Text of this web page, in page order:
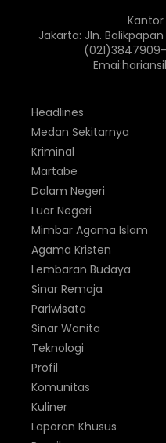
Kantor
Jakarta: Jln.
Headlines
Medan Sekitarnya
Kriminal
Martabe
Dalam Negeri
Luar Negeri
Mimbar Agama Islam
Agama Kristen
Lembaran Budaya
Sinar Remaja
Pariwisata
Sinar Wanita
Teknologi
Profil
Komunitas
Kuliner
Laporan Khusus